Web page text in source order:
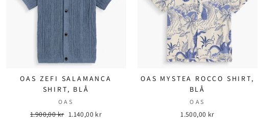
OAS ZEFI SALAMANCA
SHIRT, BLÅ
OAS
Ordinær
1.900,00 kr Salgspris
1.140,00 kr
OAS MYSTEA ROCCO SHIRT,
BLÅ
OAS
1.500,00 kr